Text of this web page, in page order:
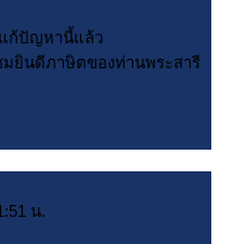
ปัญหานี้แล้ว
ดีภาษิตของท่านพระสารี
น.